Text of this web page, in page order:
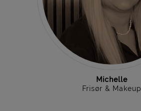
Michelle
Frisør & Makeup